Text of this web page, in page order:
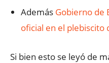
Además Gobierno de
oficial en el plebiscito
Si bien esto se leyó de